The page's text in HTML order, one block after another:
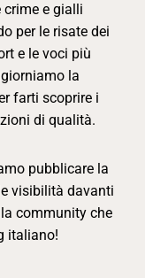
e gialli
per le risate dei
e le voci più
la
farti scoprire i
di qualità.
pubblicare la
visibilità davanti
community che
italiano!